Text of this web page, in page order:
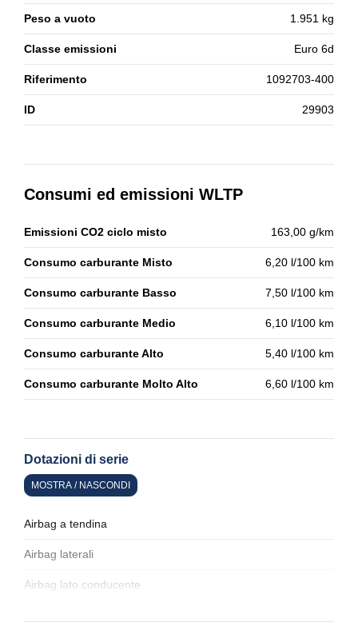
Peso a vuoto 1.951 kg
Classe emissioni Euro 6d
Riferimento 1092703-400
ID 29903
Consumi ed emissioni WLTP
Emissioni CO2 ciclo misto 163,00 g/km
Consumo carburante Misto 6,20 l/100 km
Consumo carburante Basso 7,50 l/100 km
Consumo carburante Medio 6,10 l/100 km
Consumo carburante Alto 5,40 l/100 km
Consumo carburante Molto Alto 6,60 l/100 km
Dotazioni di serie
MOSTRA / NASCONDI
Airbag a tendina
Airbag laterali
Airbag lato conducente